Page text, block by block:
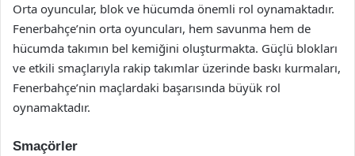
Orta oyuncular, blok ve hücumda önemli rol oynamaktadır.
Fenerbahçe’nin orta oyuncuları, hem savunma hem de
hücumda takımın bel kemiğini oluşturmakta. Güçlü blokları
ve etkili smaçlarıyla rakip takımlar üzerinde baskı kurmaları,
Fenerbahçe’nin maçlardaki başarısında büyük rol
oynamaktadır.
Smaçörler